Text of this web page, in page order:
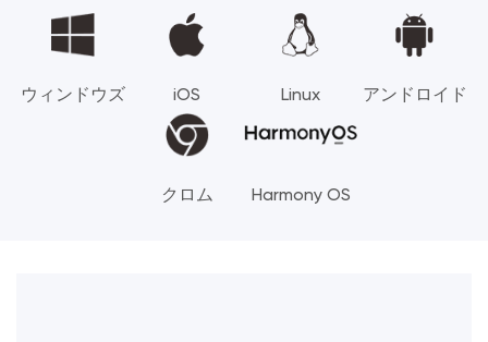
ウィンドウズ iOS Linux アンドロイド
クロム Harmony OS